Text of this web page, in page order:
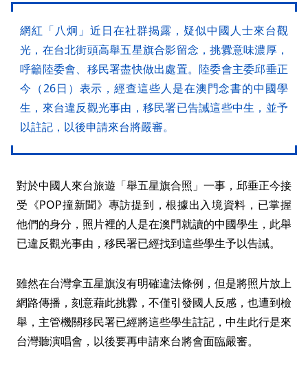
網紅「八炯」近日在社群揭露，疑似中國人士來台觀
光，在台北街頭高舉五星旗合影留念，挑釁意味濃厚，
呼籲陸委會、移民署盡快做出處置。陸委會主委邱垂正
今（26日）表示，經查這些人是在澳門念書的中國學
生，來台違反觀光事由，移民署已告誡這些中生，並予
以註記，以後申請來台將嚴審。
對於中國人來台旅遊「舉五星旗合照」一事，邱垂正今接
受《POP撞新聞》專訪提到，根據出入境資料，已掌握
他們的身分，照片裡的人是在澳門就讀的中國學生，此舉
已違反觀光事由，移民署已經找到這些學生予以告誡。
雖然在台灣拿五星旗沒有明確違法條例，但是將照片放上
網路傳播，刻意藉此挑釁，不僅引發國人反感，也遭到檢
舉，主管機關移民署已經將這些學生註記，中生此行是來
台灣聽演唱會，以後要再申請來台將會面臨嚴審。